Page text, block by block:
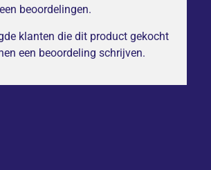
beoordelingen.
klanten die dit product gekocht
een beoordeling schrijven.